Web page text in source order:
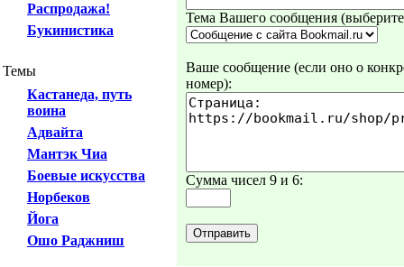
Распродажа!
Букинистика
Темы
Кастанеда, путь
воина
Адвайта
Мантэк Чиа
Боевые искусства
Норбеков
Йога
Ошо Раджниш
Тема Вашего сообщения
Ваше сообщение (если оно о
номер):
Сумма чисел 9 и 6: